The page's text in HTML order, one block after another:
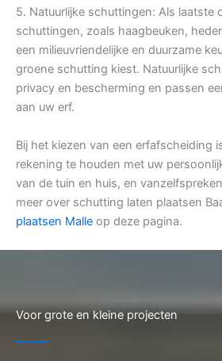
5. Natuurlijke schuttingen: Als laatste
schuttingen, zoals haagbeuken,
een milieuvriendelijke en duurzame
groene schutting kiest. Natuurlijke
privacy en bescherming en passen
aan uw erf.
Bij het kiezen van een erfafscheiding
rekening te houden met uw
van de tuin en huis, en
meer over schutting laten plaatsen
plaatsen Malle op deze pagina.
Voor grote en kleine projecten